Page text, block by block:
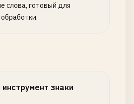
слова, готовый для
знаки